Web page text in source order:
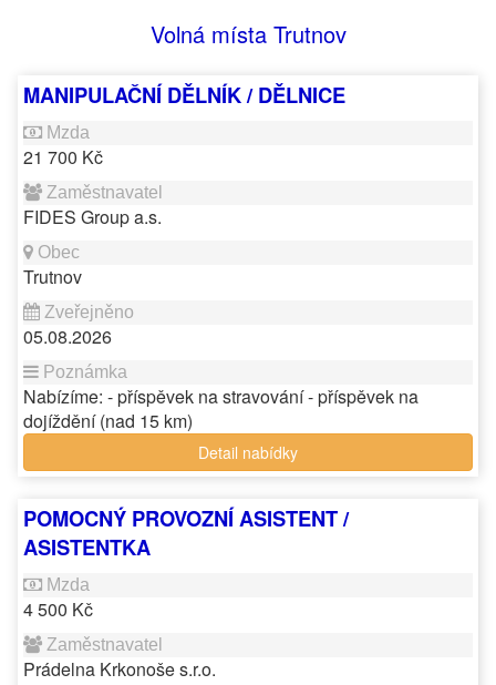
Volná místa Trutnov
MANIPULAČNÍ DĚLNÍK / DĚLNICE
21 700 Kč
FIDES Group a.s.
Trutnov
05.08.2026
Nabízíme: - příspěvek na stravování - příspěvek na
dojíždění (nad 15 km)
Detail nabídky
POMOCNÝ PROVOZNÍ ASISTENT /
ASISTENTKA
4 500 Kč
Prádelna Krkonoše s.r.o.